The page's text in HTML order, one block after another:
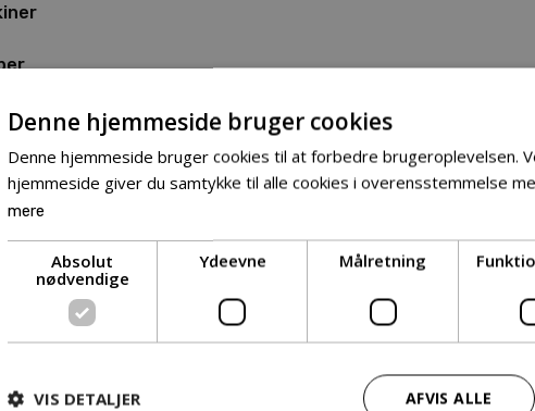
Denne hjemmeside bruger cookies
Denne hjemmeside bruger cookies til at forbedre brugeroplevelsen.
hjemmeside giver du samtykke til alle cookies i overensstemmelse
mere
Absolut
nødvendige
Ydeevne Målretning
AFVIS ALLE
VIS DETALJER